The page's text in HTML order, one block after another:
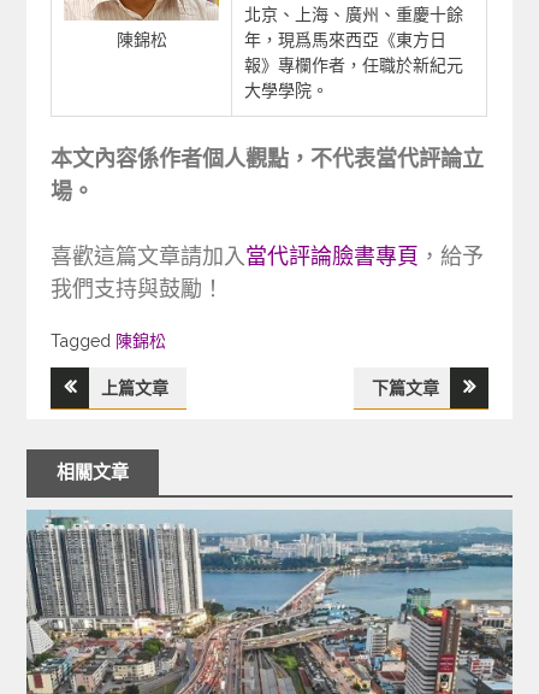
陳錦松
北京、上海、廣州、重慶十餘
年，現爲馬來西亞《東方日
報》專欄作者，任職於新紀元
大學學院。
本文內容係作者個人觀點，不代表當代評論立
場。
喜歡這篇文章請加入當代評論臉書專頁 ，給予
我們支持與鼓勵！
Tagged
Tagged 陳錦松
文
章
導
覽
上篇文章 下篇文章
相關文章